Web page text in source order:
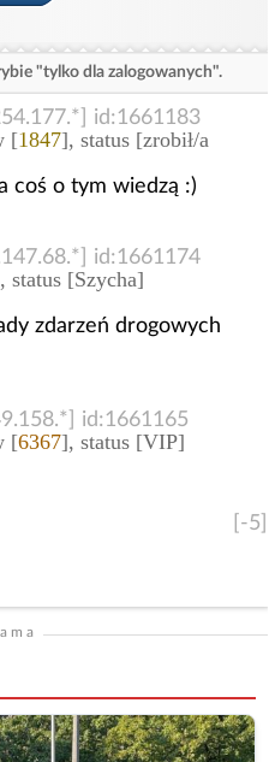
"tylko dla zalogowanych".
id:1661183
[1847], status [zrobił/a
coś o tym wiedzą :)
id:1661174
status [Szycha]
zdarzeń drogowych
id:1661165
[6367], status [VIP]
[-5]